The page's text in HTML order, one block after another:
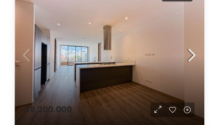
$8.200.000